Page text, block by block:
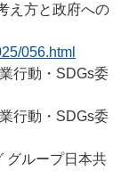
え方と政府への
056.html
行動・SDGs委
行動・SDGs委
グループ日本共